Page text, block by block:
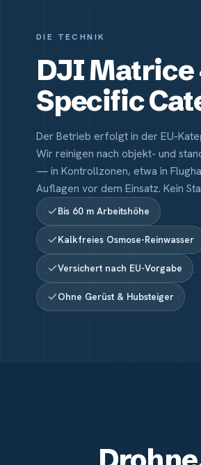
DIE TECHNIK
DJI Matrice
Specific
Der Betrieb erfolgt in der EU-
Wir reinigen nach objekt- und
— in Kontrollzonen, etwa in
Auflagen vor dem Einsatz. Kein
Bis 60 m Arbeitshöhe
Kalkfreies Osmose-Reinwasser
Versichert nach EU-Vorgabe
Ohne Gerüst & Hubsteiger